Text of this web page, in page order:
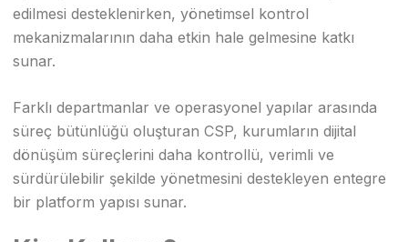
edilmesi desteklenirken, yönetimsel kontrol
mekanizmalarının daha etkin hale gelmesine katkı
sunar.
Farklı departmanlar ve operasyonel yapılar arasında
süreç bütünlüğü oluşturan CSP, kurumların dijital
dönüşüm süreçlerini daha kontrollü, verimli ve
sürdürülebilir şekilde yönetmesini destekleyen entegre
bir platform yapısı sunar.